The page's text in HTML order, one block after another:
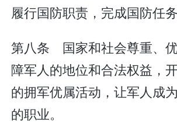
履行国防职责，完成国防任务
第八条 国家和社会尊重、
障军人的地位和合法权益，
的拥军优属活动，让军人成
的职业。